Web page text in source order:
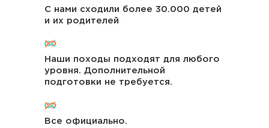
С нами сходили более 30.000 детей
и их родителей
Все официально.
Наши походы подходят для любого
уровня. Дополнительной
подготовки не требуется.
Перейдите в корзину и заполните
анкету для регистрации.
Мы с вами связываемся для
уточнения деталей мероприятия.
Чек пришлём на почту,
подтверждение заказано здесь.
Билет для взрослого